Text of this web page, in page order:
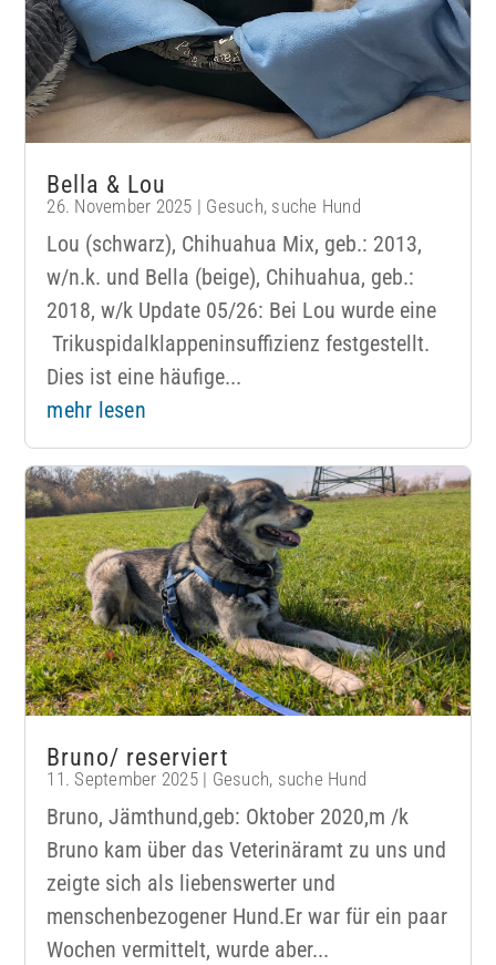
Bella & Lou
26. November 2025 | Gesuch, suche Hund
Lou (schwarz), Chihuahua Mix, geb.: 2013,
w/n.k. und Bella (beige), Chihuahua, geb.:
2018, w/k Update 05/26: Bei Lou wurde eine
Trikuspidalklappeninsuffizienz festgestellt.
Dies ist eine häufige...
mehr lesen
Bruno/ reserviert
11. September 2025| Gesuch, suche Hund
Bruno, Jämthund,geb: Oktober 2020,m /k
Bruno kam über das Veterinäramt zu uns und
zeigte sich als liebenswerter und
menschenbezogener Hund.Er war für ein paar
Wochen vermittelt, wurde aber...